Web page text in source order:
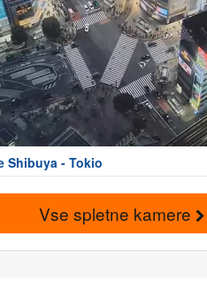
Shibuya - Tokio
Vse spletne kamere